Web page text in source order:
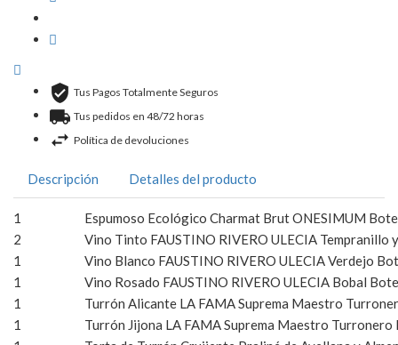
Tus Pagos Totalmente Seguros
Tus pedidos en 48/72 horas
Política de devoluciones
Descripción Detalles del producto
1
Espumoso Ecológico Charmat Brut ONESIMUM
2
Vino Tinto FAUSTINO RIVERO ULECIA Tempranillo
1
Vino Blanco FAUSTINO RIVERO ULECIA Verdejo
1
Vino Rosado FAUSTINO RIVERO ULECIA Bobal
1
Turrón Alicante LA FAMA Suprema Maestro
1
Turrón Jijona LA FAMA Suprema Maestro Turronero